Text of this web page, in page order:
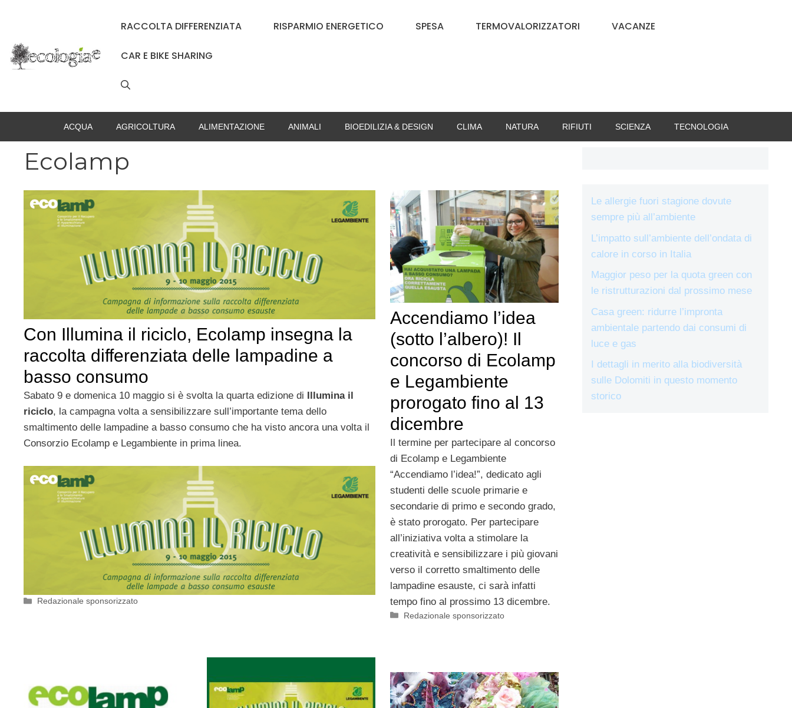
RACCOLTA DIFFERENZIATA RISPARMIO ENERGETICO SPESA TERMOVALORIZZATORI VACANZE
CAR E BIKE SHARING
ACQUA AGRICOLTURA ALIMENTAZIONE ANIMALI BIOEDILIZIA & DESIGN CLIMA NATURA RIFIUTI SCIENZA TECNOLOGIA
Ecolamp
Con Illumina il riciclo, Ecolamp insegna la
raccolta differenziata delle lampadine a
basso consumo
Sabato 9 e domenica 10 maggio si è svolta la quarta edizione di Illumina il
riciclo, la campagna volta a sensibilizzare sull’importante tema dello
smaltimento delle lampadine a basso consumo che ha visto ancora una volta il
Consorzio Ecolamp e Legambiente in prima linea.
Categorie
Redazionale sponsorizzato
Accendiamo l’idea
(sotto l’albero)! Il
concorso di Ecolamp
e Legambiente
prorogato fino al 13
dicembre
Il termine per partecipare al concorso
di Ecolamp e Legambiente
“Accendiamo l’idea!”, dedicato agli
studenti delle scuole primarie e
secondarie di primo e secondo grado,
è stato prorogato. Per partecipare
all’iniziativa volta a stimolare la
creatività e sensibilizzare i più giovani
verso il corretto smaltimento delle
lampadine esauste, ci sarà infatti
tempo fino al prossimo 13 dicembre.
Categorie
Redazionale sponsorizzato
Le allergie fuori stagione dovute
sempre più all’ambiente
L’impatto sull’ambiente dell’ondata di
calore in corso in Italia
Maggior peso per la quota green con
le ristrutturazioni dal prossimo mese
Casa green: ridurre l’impronta
ambientale partendo dai consumi di
luce e gas
I dettagli in merito alla biodiversità
sulle Dolomiti in questo momento
storico